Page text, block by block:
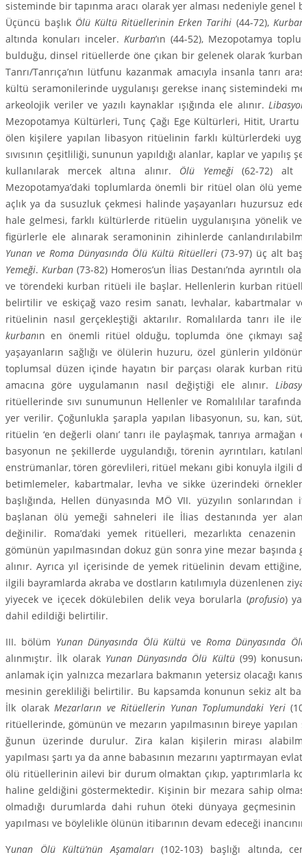
sisteminde bir tapınma aracı olarak yer alması nedeniyle genel
Üçüncü başlık Ölü Kültü Ritüellerinin Erken Tarihi (44-72),
altında konuları inceler. Kurban’ın (44-52), Mezopotamya
bulduğu, dinsel ritüellerde öne çıkan bir gelenek olarak
Tanrı/Tanrı­ça’nın lütfunu kazanmak amacıyla insanla tanrı
kültü seramonilerinde uygulanışı gerekse inanç sistemin­deki
arkeolojik veriler ve yazılı kaynaklar ışığında ele alınır.
Mezopotamya Kültürleri, Tunç Çağı Ege Kültürleri, Hitit,
ölen kişilere yapılan libasyon ritüelinin farklı kültürlerdeki
sıvısının çeşitliliği, sununun yapıldığı alanlar, kaplar ve
kullanılarak mercek altına alınır. Ölü Yemeği(62-72) alt
Mezopotamya’daki toplumlarda önemli bir ritüel olan ölü
açlık ya da susuzluk çekmesi halinde yaşa­yanları huzursuz
hale gelmesi, farklı kültür­lerde ritüelin uygulanışına yönelik
figürlerle ele alınarak seramoninin zihinlerde
Yunan ve Roma Dünyasında Ölü Kültü Ritüelleri (73-97) üç alt
Yemeği. Kurban(73-82) Homeros’un İlias Destanı’nda ayrıntılı
ve törendeki kurban ritüeli ile başlar. Hellenlerin kurban
belirtilir ve eskiçağ vazo resim sanatı, levhalar, kabartmalar
ritüelinin nasıl gerçekleş­tiği aktarılır. Romalılarda tanrı ile
kurbanın en önemli ritüel olduğu, toplumda öne çıkmayı
yaşayanların sağlığı ve ölülerin huzuru, özel günlerin
toplumsal düzen içinde hayatın bir parçası olarak kurban
amacına göre uygulamanın nasıl değiştiği ele alınır.
ritüellerinde sıvı sunumunun Hellenler ve Romalılılar
yer verilir. Çoğunlukla şarapla yapılan libasyo­nun, su, kan,
ritüelin ‘en değerli olanı’ tanrı ile paylaşmak, tanrıya
bas­yonun ne şekillerde uygulandığı, törenin ayrıntıları,
enstrümanlar, tören görevlileri, ritüel mekanı gibi konuyla ilgili
betimlemeler, kabart­malar, levha ve sikke üzerindeki
başlığında, Hellen dünyasında MÖ VII. yüzyılın
başlanan ölü yemeği sahneleri ile İlias destanında yer
değinilir. Roma’daki yemek ritüelleri, mezarlıkta
gömünün yapılma­sından dokuz gün sonra yine mezar
alınır. Ayrıca yıl içerisinde de yemek ritüelinin devam
ilgili bayramlarda akraba ve dostların katılı­mıyla düzenlenen
yiyecek ve içe­cek dökülebilen delik veya borularla (profusio)
dahil edildiği belirtilir.
III. bölüm Yunan Dünyasında Ölü Kültü ve Roma Dünyasında
alınmıştır. İlk olarakYunan Dünyasında Ölü Kültü(99)
anlamak için yalnızca me­zarlara bakmanın yetersiz olacağı
mesinin gerekliliği belirtilir. Bu kapsamda konunun sekiz alt
İlk olarakMezarların ve Ritüellerin Yunan Toplu­mundaki Yeri
ritüellerinde, gömünün ve mezarın yapılmasının bireye
ğunun üzerinde durulur. Zira kalan kişilerin mirası
yapılması şartı ya da anne babasının mezarını yaptır­mayan
ölü ritüellerinin ailevi bir durum olmaktan çıkıp, yaptırımlarla
haline geldiğini göstermektedir. Kişinin bir mezara sahip
olmadığı durumlarda dahi ruhun öteki dünyaya geç­me­sinin
yapılması ve böylelikle ölünün itibarının devam edeceği
Yunan Ölü Kültü’nün Aşamaları (102-103) başlığı altında,